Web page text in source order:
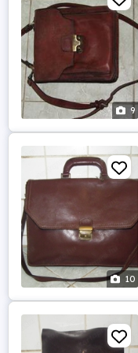
9
10